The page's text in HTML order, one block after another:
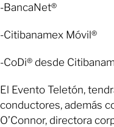
-BancaNet®
-Citibanamex Móvil®
-CoDi® desde
El Evento Teletón,
conductores, además
O’Connor, directora